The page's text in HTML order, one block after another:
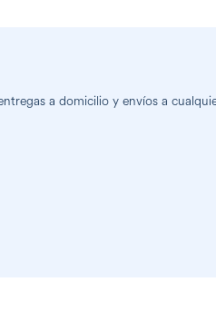
a domicilio y envíos a